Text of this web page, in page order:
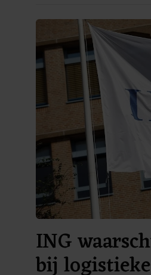
ING
bij